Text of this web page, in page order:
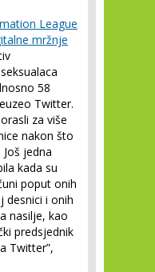
League
mržnje
58
Twitter.
za više
nakon što
jedna
kada su
poput onih
desnici i onih
nasilje, kao
predsjednik
Twitter”,